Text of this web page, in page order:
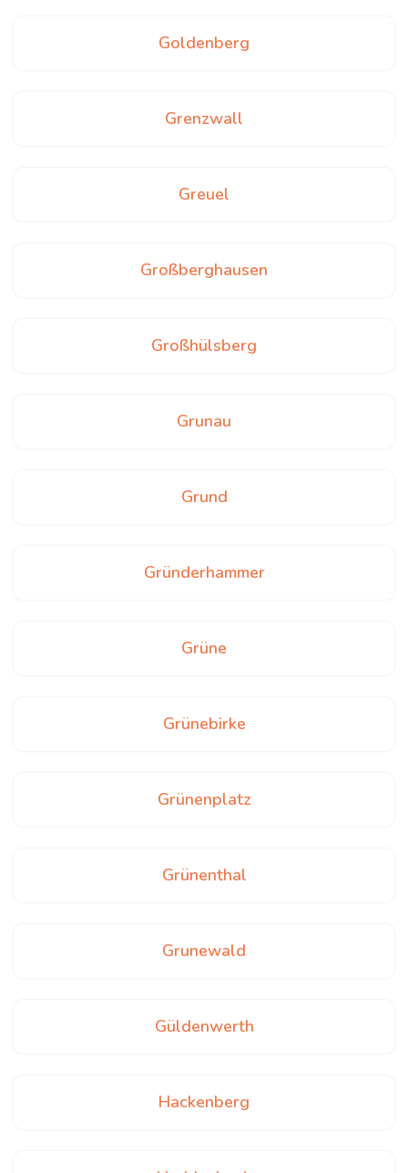
Goldenberg
Grenzwall
Greuel
Großberghausen
Großhülsberg
Grunau
Grund
Gründerhammer
Grüne
Grünebirke
Grünenplatz
Grünenthal
Grunewald
Güldenwerth
Hackenberg